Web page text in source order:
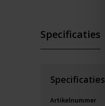
Specificaties
Specificaties
Artikelnummer